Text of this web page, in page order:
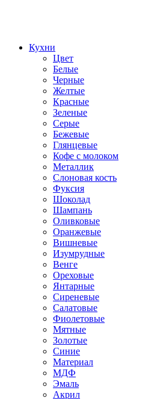
Кухни
Цвет
Белые
Черные
Желтые
Красные
Зеленые
Серые
Бежевые
Глянцевые
Кофе с молоком
Металлик
Слоновая кость
Фуксия
Шоколад
Шампань
Оливковые
Оранжевые
Вишневые
Изумрудные
Венге
Ореховые
Янтарные
Сиреневые
Салатовые
Фиолетовые
Мятные
Золотые
Синие
Материал
МДФ
Эмаль
Акрил